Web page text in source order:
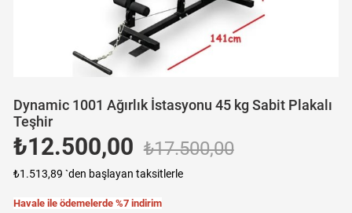
Dynamic 1001 Ağırlık İstasyonu 45 kg Sabit Plakalı
Teşhir
₺17.500,00
₺12.500,00
₺1.513,89 `den başlayan taksitlerle
Havale ile ödemelerde %7 indirim